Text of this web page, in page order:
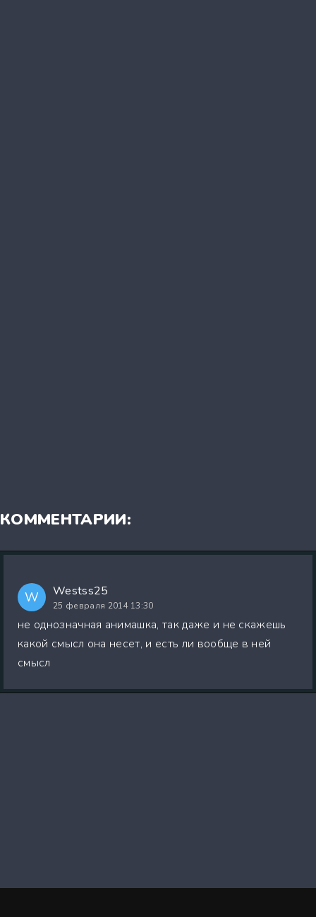
КОММЕНТАРИИ:
W Westss25
25 февраля 2014 13:30
не однозначная анимашка, так даже и не скажешь
какой смысл она несет, и есть ли вообще в ней
смысл